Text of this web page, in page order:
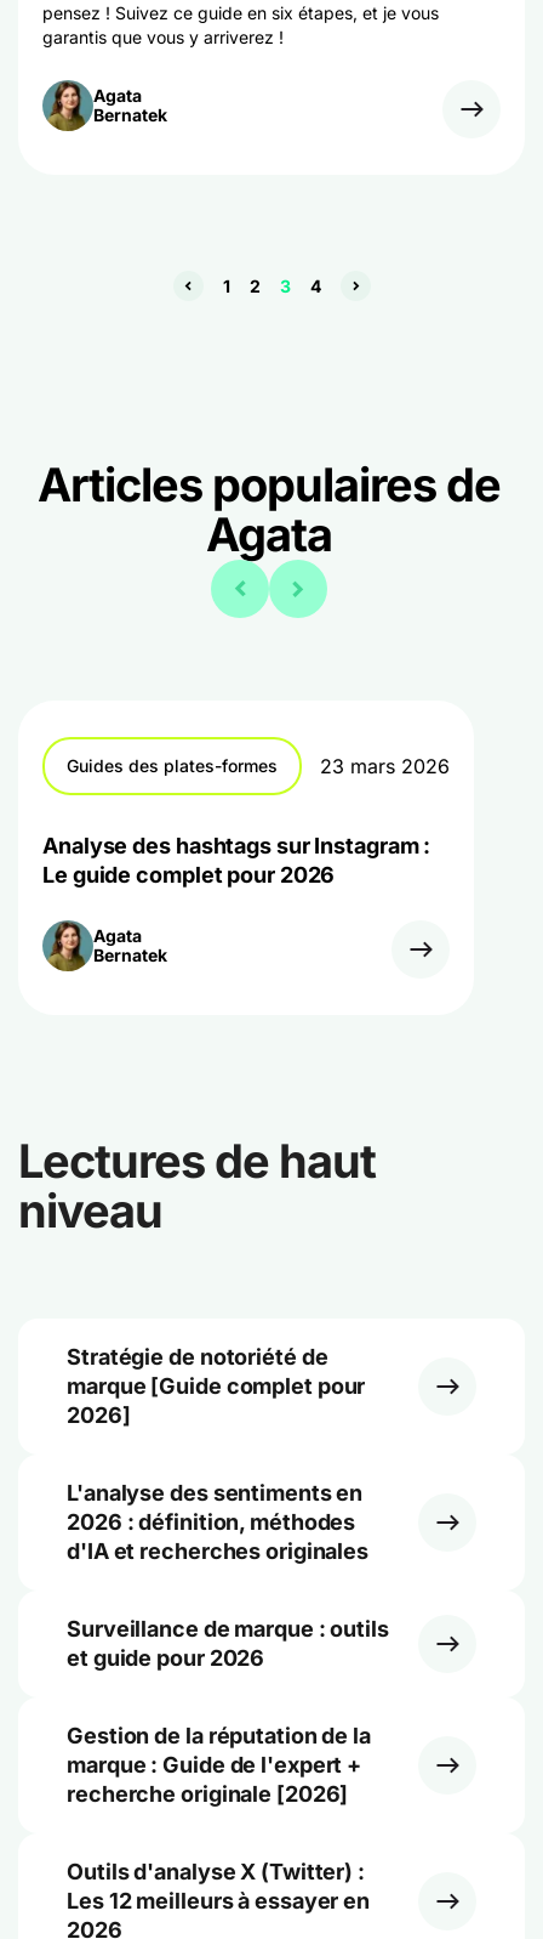
pensez ! Suivez ce guide en six étapes, et je vous
garantis que vous y arriverez !
Agata
Bernatek
1 2 3 4
Articles populaires de
Agata
Guides des plates-formes 23 mars 2026
Analyse des hashtags sur Instagram :
Le guide complet pour 2026
Agata
Bernatek
Lectures de haut
niveau
Stratégie de notoriété de
marque [Guide complet pour
2026]
L'analyse des sentiments en
2026 : définition, méthodes
d'IA et recherches originales
Surveillance de marque : outils
et guide pour 2026
Gestion de la réputation de la
marque : Guide de l'expert +
recherche originale [2026]
Outils d'analyse X (Twitter) :
Les 12 meilleurs à essayer en
2026